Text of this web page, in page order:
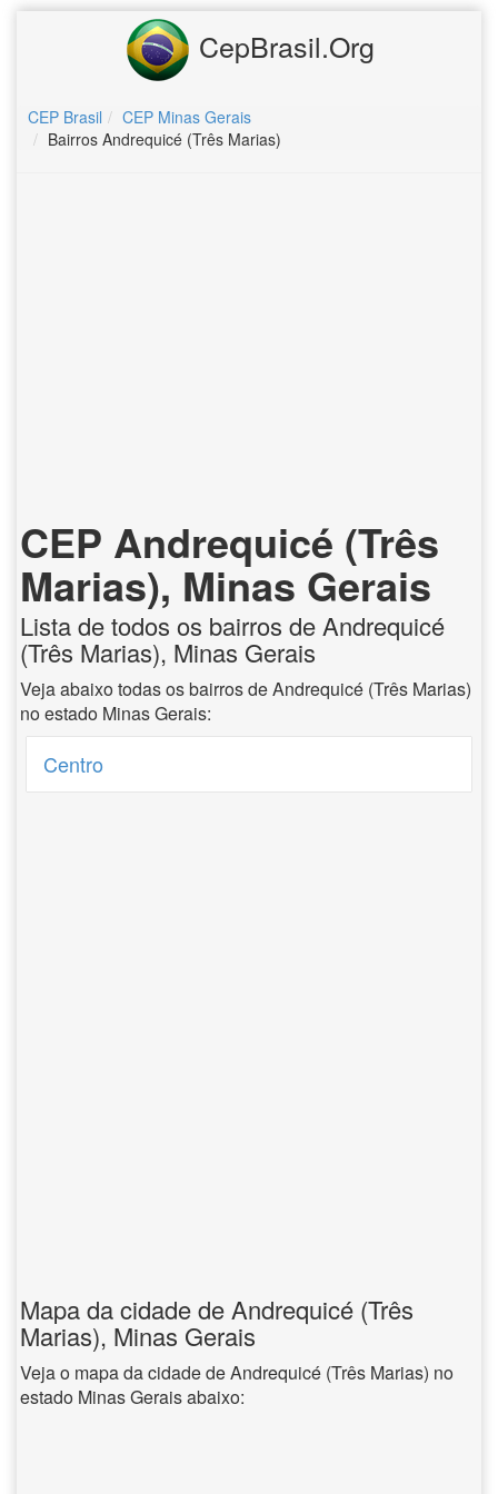
CepBrasil.Org
CEP Brasil
CEP Minas Gerais
Bairros Andrequicé (Três Marias)
CEP Andrequicé (Três
Marias), Minas Gerais
Lista de todos os bairros de Andrequicé
(Três Marias), Minas Gerais
Veja abaixo todas os bairros de Andrequicé (Três Marias)
no estado Minas Gerais:
Centro
Mapa da cidade de Andrequicé (Três
Marias), Minas Gerais
Veja o mapa da cidade de Andrequicé (Três Marias) no
estado Minas Gerais abaixo: